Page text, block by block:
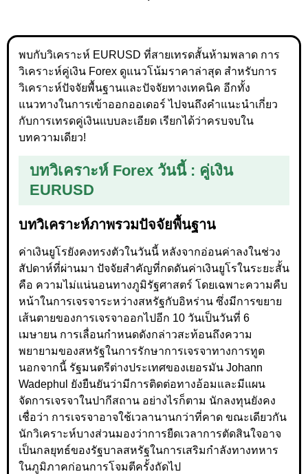
พบกับวิเคราะห์ EURUSD ที่สายเทรดสั้นห้ามพลาด การ
วิเคราะห์คู่เงิน Forex ดูแนวโน้มราคาล่าสุด สำหรับการ
วิเคราะห์ปัจจัยพื้นฐานและปัจจัยทางเทคนิค อีกทั้ง
แนวทางในการเข้าออกออเดอร์ ไปจนถึงคำแนะนำเกี่ยว
กับการเทรดคู่เงินแบบละเอียด เรียกได้ว่าครบจบใน
บทความเดียว!
บทวิเคราะห์ Forex วันนี้ : คู่เงิน
EURUSD
บทวิเคราะห์ภาพรวมปัจจัยพื้นฐาน
ค่าเงินยูโรยังคงทรงตัวในวันนี้ หลังจากอ่อนค่าลงในช่วง
สัปดาห์ที่ผ่านมา ปัจจัยสำคัญที่กดดันค่าเงินยูโรในระยะสั้น
คือ ความไม่แน่นอนทางภูมิรัฐศาสตร์ โดยเฉพาะความคืบ
หน้าในการเจรจาระหว่างสหรัฐกับอิหร่าน ซึ่งมีการขยาย
เส้นตายของการเจรจาออกไปอีก 10 วันเป็นวันที่ 6
เมษายน การเลื่อนกำหนดดังกล่าวสะท้อนถึงความ
พยายามของสหรัฐในการรักษาการเจรจาทางการทูต
นอกจากนี้ รัฐมนตรีต่างประเทศของเยอรมัน Johann
Wadephul ยังยืนยันว่ามีการติดต่อทางอ้อมและมีแผน
จัดการเจรจาในปากีสถาน อย่างไรก็ตาม นักลงทุนยังคง
เชื่อว่า การเจรจาอาจใช้เวลานานกว่าที่คาด ขณะเดียวกัน
นักวิเคราะห์บางส่วนมองว่าการยืดเวลาการตัดสินใจอาจ
เป็นกลยุทธ์ของรัฐบาลสหรัฐในการเสริมกำลังทางทหาร
ในภูมิภาคก่อนการโจมตีครั้งถัดไป